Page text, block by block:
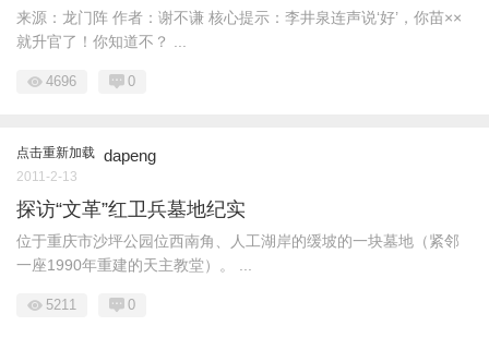
来源：龙门阵 作者：谢不谦 核心提示：李井泉连声说‘好’，你苗××
就升官了！你知道不？ ...
4696 0
点击重新加载 dapeng
2011-2-13
探访“文革”红卫兵墓地纪实
位于重庆市沙坪公园位西南角、人工湖岸的缓坡的一块墓地（紧邻
一座1990年重建的天主教堂）。 ...
5211 0